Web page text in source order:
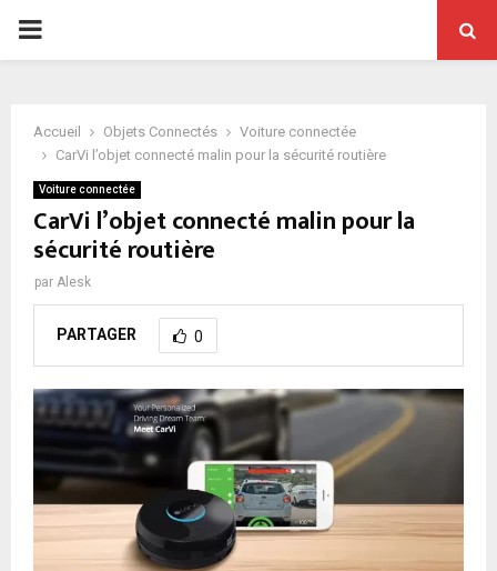
PRIMARY
Accueil Objets Connectés
Voiture connectée
CarVi l’objet connecté malin pour la sécurité routière
Voiture connectée
CarVi l’objet connecté malin pour la
sécurité routière
par Alesk
PARTAGER 0